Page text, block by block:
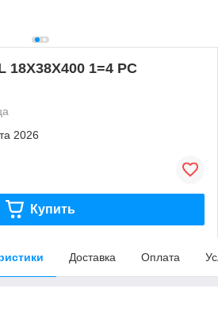
18X38X400 1=4 PC
2026
Купить
Доставка Оплата